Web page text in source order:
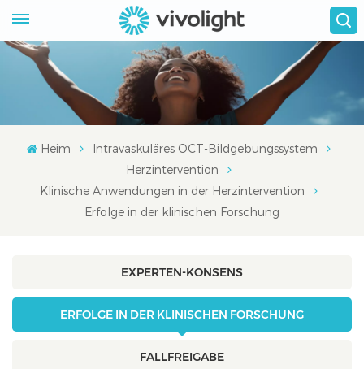
Heim
Intravaskuläres OCT-Bildgebungssystem
Herzintervention
Klinische Anwendungen in der Herzintervention
Erfolge in der klinischen Forschung
EXPERTEN-KONSENS
ERFOLGE IN DER KLINISCHEN FORSCHUNG
FALLFREIGABE